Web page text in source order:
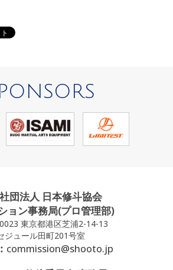
団法人 日本修斗協会
ョン事務局(プロ管理部)
東京都港区芝浦2-14-13
ジュール田町201号室
commission@shooto.jp